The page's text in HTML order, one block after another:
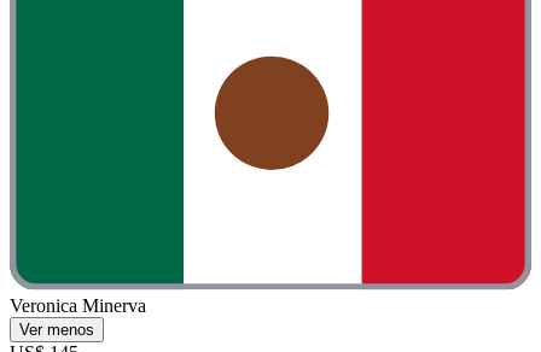
Veronica Minerva
Ver menos